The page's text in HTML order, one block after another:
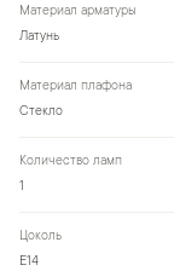
Материал арматуры
Латунь
Материал плафона
Стекло
Количество ламп
1
Цоколь
Е14